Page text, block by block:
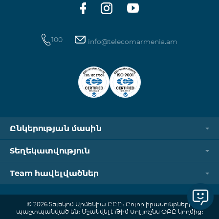
100 info@telecomarmenia.am
Ընկերության մասին
Տեղեկատվություն
Team հավելվածներ
© 2026 Տելեկոմ Արմենիա ԲԲԸ։ Բոլոր իրավունքները
պաշտպանված են։ Մշակվել է Թիմ Սոլյուշնս ՓԲԸ կողմից։